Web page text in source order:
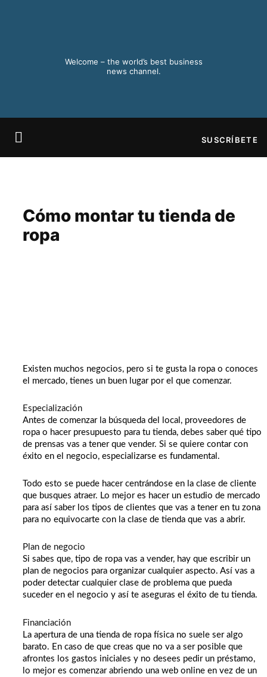
Welcome – the world’s best business
news channel.
c
o
t
t
s
r
SUSCRÍBETE
Cómo montar tu tienda de
ropa
Existen muchos negocios, pero si te gusta la ropa o conoces
el mercado, tienes un buen lugar por el que comenzar.
Especialización
Antes de comenzar la búsqueda del local, proveedores de
ropa o hacer presupuesto para tu tienda, debes saber qué tipo
de prensas vas a tener que vender. Si se quiere contar con
éxito en el negocio, especializarse es fundamental.
Todo esto se puede hacer centrándose en la clase de cliente
que busques atraer. Lo mejor es hacer un estudio de mercado
para así saber los tipos de clientes que vas a tener en tu zona
para no equivocarte con la clase de tienda que vas a abrir.
Plan de negocio
Si sabes que, tipo de ropa vas a vender, hay que escribir un
plan de negocios para organizar cualquier aspecto. Así vas a
poder detectar cualquier clase de problema que pueda
suceder en el negocio y así te aseguras el éxito de tu tienda.
Financiación
La apertura de una tienda de ropa física no suele ser algo
barato. En caso de que creas que no va a ser posible que
afrontes los gastos iniciales y no desees pedir un préstamo,
lo mejor es comenzar abriendo una web online en vez de un